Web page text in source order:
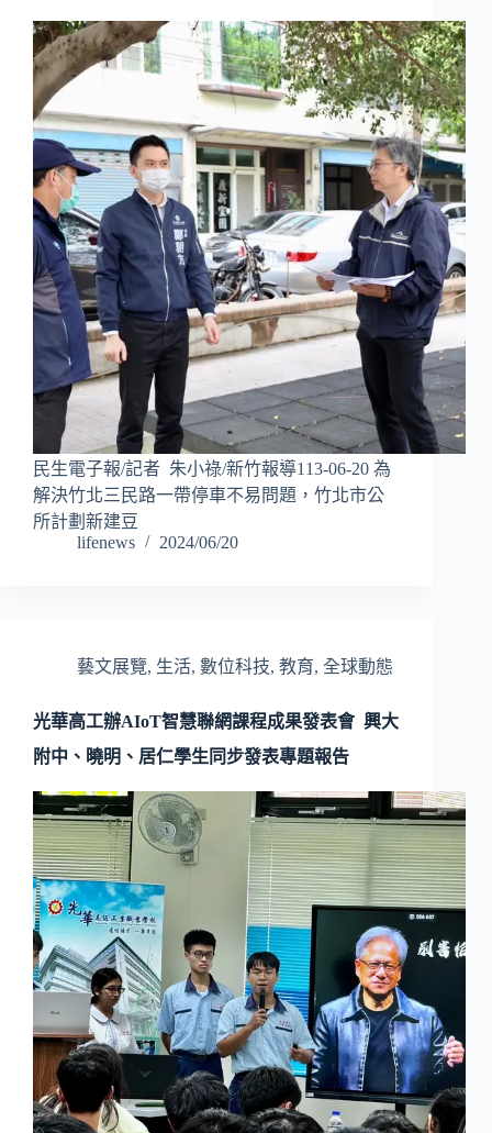
民生電子報/記者 朱小祿/新竹報導113-06-20 為
解決竹北三民路一帶停車不易問題，竹北市公
所計劃新建豆
lifenews
2024/06/20
藝文展覽, 生活, 數位科技, 教育, 全球動態
光華高工辦AIoT智慧聯網課程成果發表會 興大
附中、曉明、居仁學生同步發表專題報告